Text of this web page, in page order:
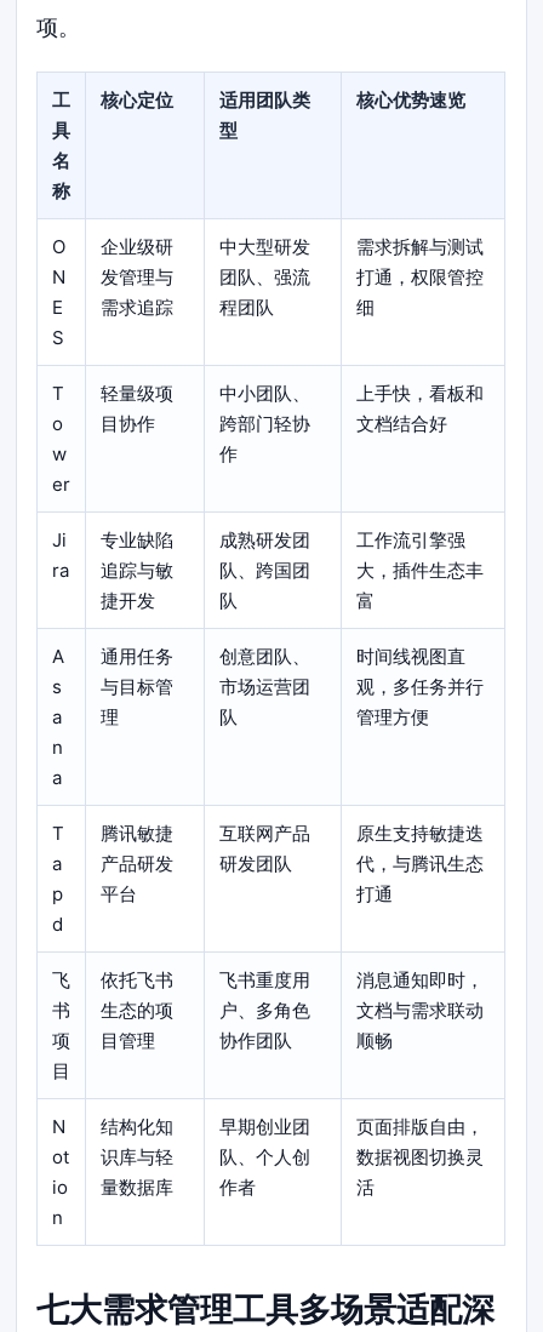
项。
工
具
名
称
核心定位
适用团队类
型
核心优势速览
O
N
E
S
企业级研
发管理与
需求追踪
中大型研发
团队、强流
程团队
需求拆解与测试
打通，权限管控
细
T
o
w
er
轻量级项
目协作
中小团队、
跨部门轻协
作
上手快，看板和
文档结合好
Ji
ra
专业缺陷
追踪与敏
捷开发
成熟研发团
队、跨国团
队
工作流引擎强
大，插件生态丰
富
A
s
a
n
a
通用任务
与目标管
理
创意团队、
市场运营团
队
时间线视图直
观，多任务并行
管理方便
T
a
p
d
腾讯敏捷
产品研发
平台
互联网产品
研发团队
原生支持敏捷迭
代，与腾讯生态
打通
飞
书
项
目
依托飞书
生态的项
目管理
飞书重度用
户、多角色
协作团队
消息通知即时，
文档与需求联动
顺畅
N
ot
io
n
结构化知
识库与轻
量数据库
早期创业团
队、个人创
作者
页面排版自由，
数据视图切换灵
活
七大需求管理工具多场景适配深